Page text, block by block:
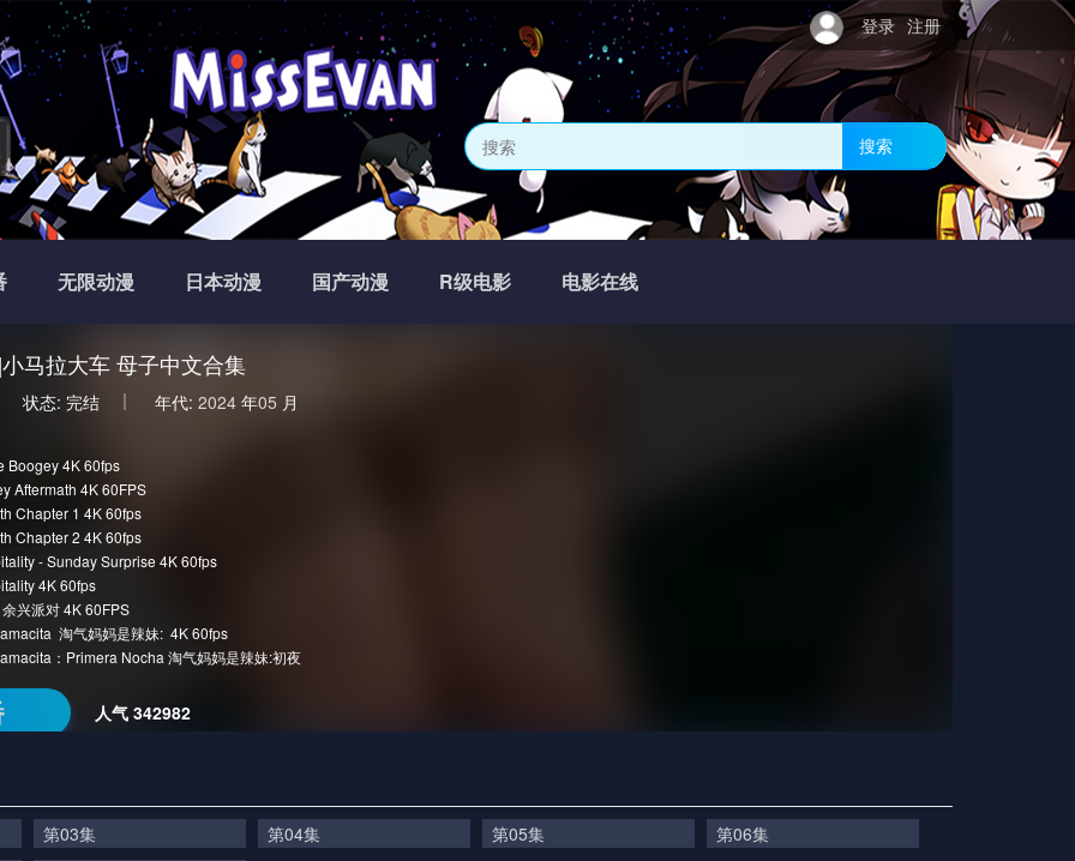
登录 注册
搜索
无限动漫 日本动漫 国产动漫 R级电影 电影在线
马拉大车 母子中文合集
状态: 完结 年代: 2024 年05 月
Boogey 4K 60fps
Aftermath 4K 60FPS
Chapter 1 4K 60fps
Chapter 2 4K 60fps
- Sunday Surprise 4K 60fps
4K 60fps
兴派对 4K 60FPS
淘气妈妈是辣妹: 4K 60fps
：Primera Nocha 淘气妈妈是辣妹:初夜
人气 342982
第03集 第04集 第05集
第06集